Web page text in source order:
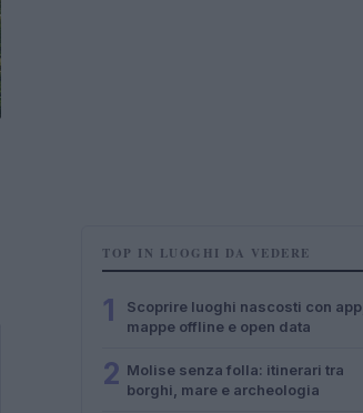
TOP IN LUOGHI DA VEDERE
1
Scoprire luoghi nascosti con app,
mappe offline e open data
2 Molise senza folla: itinerari tra
borghi, mare e archeologia